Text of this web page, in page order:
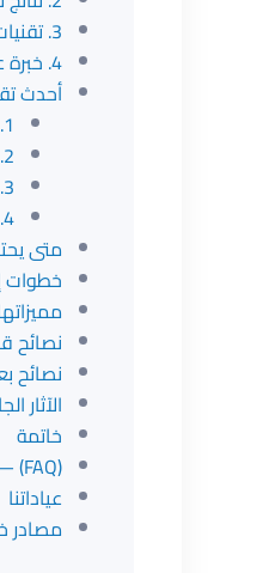
3. تقنيات متقدمة في المراكز الإماراتية
4. خبرة عالية لدى الجراحين
أحدث
1. المنظار ثلاثي الأبعاد (3D Laparoscopy)
2. المنظار رباعي الأبعاد (4K Laparoscopy)
3. الجراحة الروبوتية (Robotic Surgery)
4. أدوات الطاقة المتقدمة
متى
خطوات
نصائح
نصائح
الآثار
خاتمة
(FAQ) — الأسئلة الشائعة
عياداتنا
مصادر